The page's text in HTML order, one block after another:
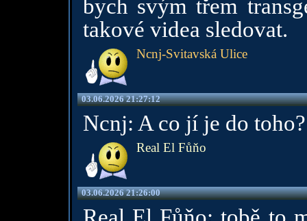
bych svým třem
takové videa sledovat.
Ncnj-Svitavská Ulice
03.06.2026 21:27:12
Ncnj: A co jí je do toho?
Real El Fůňo
03.06.2026 21:26:00